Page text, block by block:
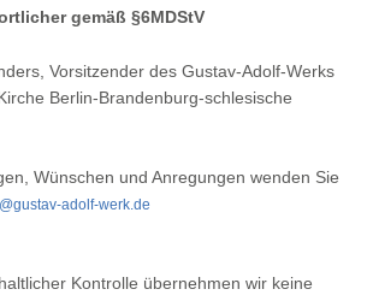
gemäß §6MDStV
Vorsitzender des Gustav-Adolf-Werks
Berlin-Brandenburg-schlesische
Wünschen und Anregungen wenden Sie
adolf-werk.de
Kontrolle übernehmen wir keine